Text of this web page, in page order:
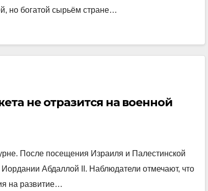
но богатой сырьём стране…
не отразится на военной
После посещения Израиля и Палестинской
Абдаллой II. Наблюдатели отмечают, что
на развитие…